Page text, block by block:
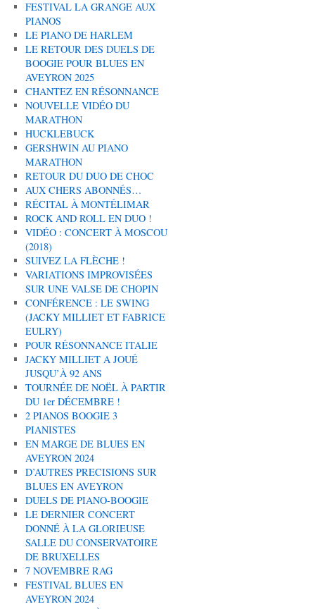
FESTIVAL LA GRANGE AUX
PIANOS
LE PIANO DE HARLEM
LE RETOUR DES DUELS DE
BOOGIE POUR BLUES EN
AVEYRON 2025
CHANTEZ EN RÉSONNANCE
NOUVELLE VIDÉO DU
MARATHON
HUCKLEBUCK
GERSHWIN AU PIANO
MARATHON
RETOUR DU DUO DE CHOC
AUX CHERS ABONNÉS…
RÉCITAL À MONTÉLIMAR
ROCK AND ROLL EN DUO !
VIDÉO : CONCERT À MOSCOU
(2018)
SUIVEZ LA FLÈCHE !
VARIATIONS IMPROVISÉES
SUR UNE VALSE DE CHOPIN
CONFÉRENCE : LE SWING
(JACKY MILLIET ET FABRICE
EULRY)
POUR RÉSONNANCE ITALIE
JACKY MILLIET A JOUÉ
JUSQU’À 92 ANS
TOURNÉE DE NOËL À PARTIR
DU 1er DÉCEMBRE !
2 PIANOS BOOGIE 3
PIANISTES
EN MARGE DE BLUES EN
AVEYRON 2024
D’AUTRES PRECISIONS SUR
BLUES EN AVEYRON
DUELS DE PIANO-BOOGIE
LE DERNIER CONCERT
DONNÉ À LA GLORIEUSE
SALLE DU CONSERVATOIRE
DE BRUXELLES
7 NOVEMBRE RAG
FESTIVAL BLUES EN
AVEYRON 2024